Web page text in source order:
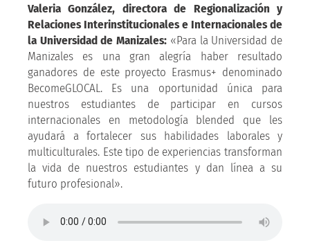
Valeria González, directora de Regionalización y
Relaciones Interinstitucionales e Internacionales de
la Universidad de Manizales: «Para la Universidad de
Manizales es una gran alegría haber resultado
ganadores de este proyecto Erasmus+ denominado
BecomeGLOCAL. Es una oportunidad única para
nuestros estudiantes de participar en cursos
internacionales en metodología blended que les
ayudará a fortalecer sus habilidades laborales y
multiculturales. Este tipo de experiencias transforman
la vida de nuestros estudiantes y dan línea a su
futuro profesional».